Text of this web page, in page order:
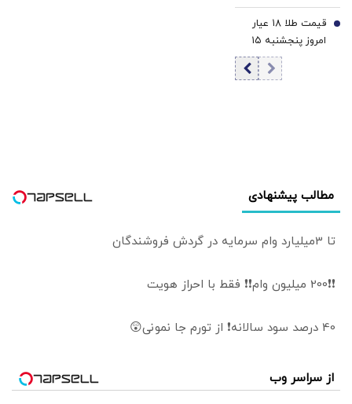
مرداد ۱۴۰۵/افزایش
قیمت طلا و سکه
قیمت طلا ۱۸ عیار
امروز پنجشنبه ۱۵
مرداد ۱۴۰۵/افزایش
7
مطالب پیشنهادی
تا 3میلیارد وام سرمایه در گردش فروشندگان
❗❗200 میلیون وام❗❗ فقط با احراز هویت
40 درصد سود سالانه❗ از تورم جا نمونی😲
از سراسر وب